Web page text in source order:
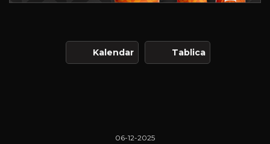
Kalendar Tablica
06-12-2025